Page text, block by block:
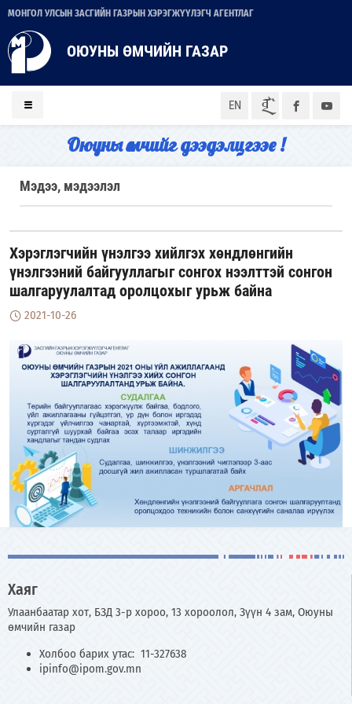
МОНГОЛ УЛСЫН ЗАСГИЙН ГАЗРЫН ХЭРЭГЖҮҮЛЭГЧ АГЕНТЛАГ
ОЮУНЫ ӨМЧИЙН ГАЗАР
EN ᠮᠣᠨ
Оюуны өмчийг дээдэлцгээе !
Мэдээ, мэдээлэл
Хэрэглэгчийн үнэлгээ хийлгэх хөндлөнгийн
үнэлгээний байгууллагыг сонгох нээлттэй сонгон
шалгаруулалтад оролцохыг урьж байна
2021-10-26
Хаяг
Улаанбаатар хот, БЗД 3-р хороо, 13 хороолол, Зүүн 4 зам, Оюуны
өмчийн газар
Холбоо барих утас: 11-327638
ipinfo@ipom.gov.mn